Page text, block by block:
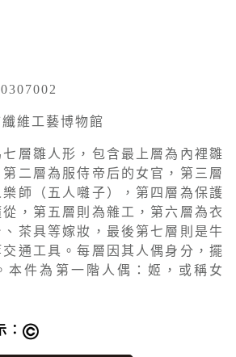
維工藝博物館
七層雛人形，包含最上層為內裡雛
第二層為服侍帝后的女官，第三層
師（五人囃子），第四層為保護
，第五層則為雜工，第六層為衣
茶具等嫁妝，最後第七層則是牛
通工具。每層因其人偶身分，擺
本件為第一階人偶：姬，或稱女